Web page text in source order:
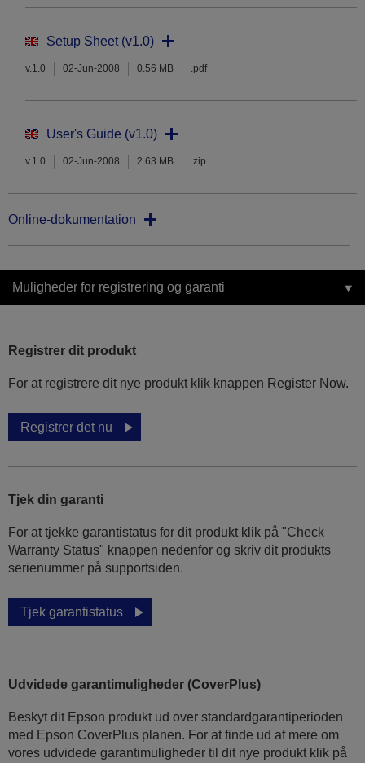
Setup Sheet (v1.0)
v.1.0 02-Jun-2008 0.56 MB .pdf
User's Guide (v1.0)
v.1.0 02-Jun-2008 2.63 MB .zip
Online-dokumentation
Muligheder for registrering og garanti
Registrer dit produkt
For at registrere dit nye produkt klik knappen Register Now.
Registrer det nu
Tjek din garanti
For at tjekke garantistatus for dit produkt klik på "Check
Warranty Status" knappen nedenfor og skriv dit produkts
serienummer på supportsiden.
Tjek garantistatus
Udvidede garantimuligheder (CoverPlus)
Beskyt dit Epson produkt ud over standardgarantiperioden
med Epson CoverPlus planen. For at finde ud af mere om
vores udvidede garantimuligheder til dit nye produkt klik på